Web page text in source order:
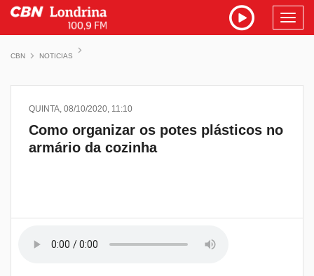
CBN NOTICIAS
QUINTA, 08/10/2020, 11:10
Como organizar os potes plásticos no
armário da cozinha